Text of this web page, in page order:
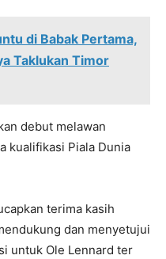
di Babak Pertama,
Taklukan Timor
debut melawan
kualifikasi Piala Dunia
terima kasih
dan menyetujui
untuk Ole Lennard ter